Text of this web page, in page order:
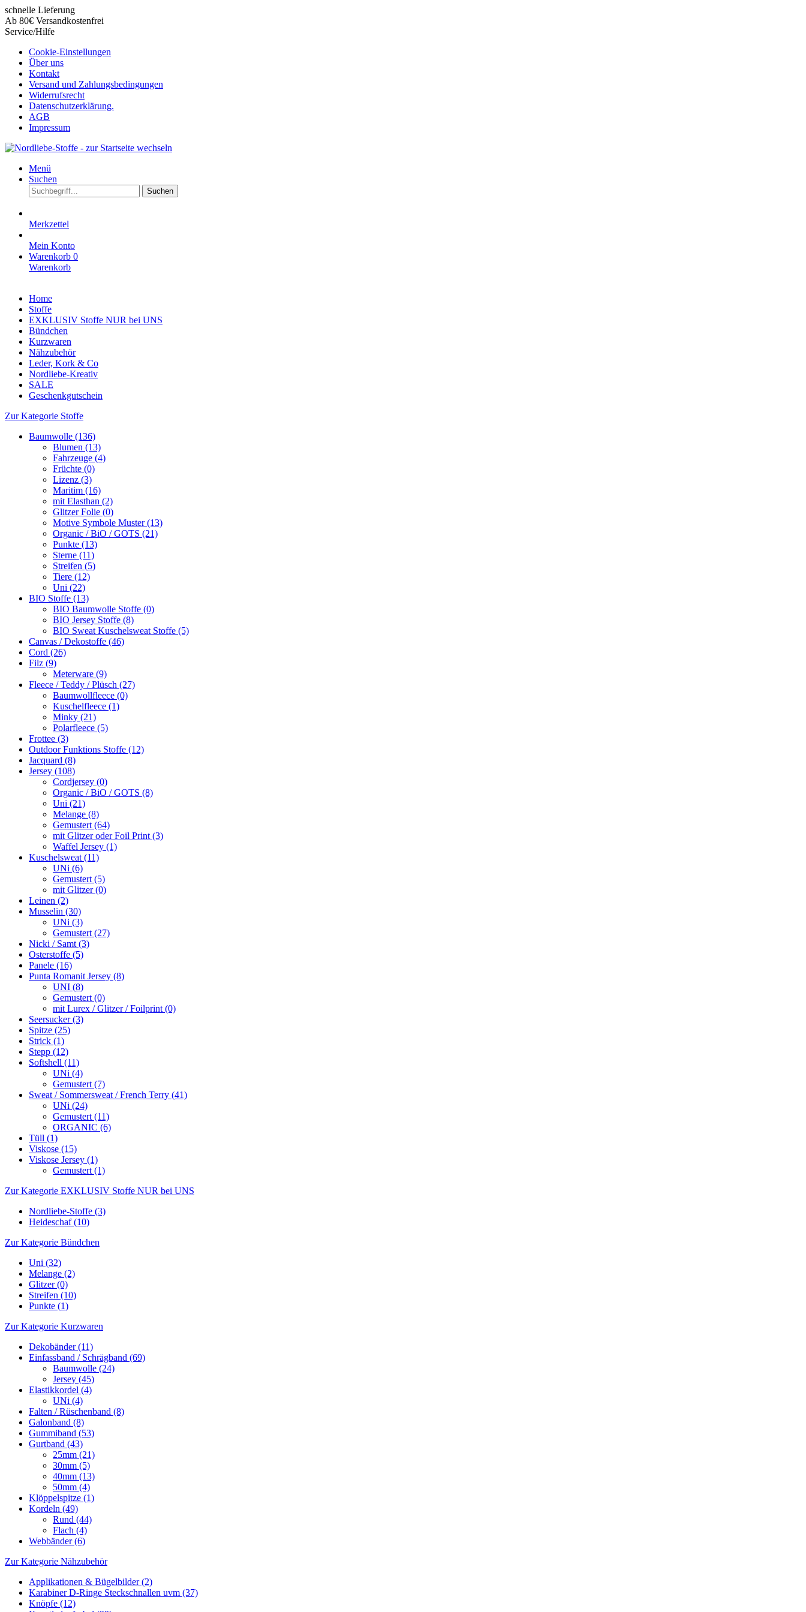
schnelle Lieferung
Ab 80€ Versandkostenfrei
Service/Hilfe
Cookie-Einstellungen
Über uns
Kontakt
Versand und Zahlungsbedingungen
Widerrufsrecht
Datenschutzerklärung.
AGB
Impressum
Menü
Suchen
Suchen
Merkzettel
Mein Konto
Warenkorb 0
Warenkorb
Home
Stoffe
EXKLUSIV Stoffe NUR bei UNS
Bündchen
Kurzwaren
Nähzubehör
Leder, Kork & Co
Nordliebe-Kreativ
SALE
Geschenkgutschein
Zur Kategorie Stoffe
Baumwolle (136)
Blumen (13)
Fahrzeuge (4)
Früchte (0)
Lizenz (3)
Maritim (16)
mit Elasthan (2)
Glitzer Folie (0)
Motive Symbole Muster (13)
Organic / BiO / GOTS (21)
Punkte (13)
Sterne (11)
Streifen (5)
Tiere (12)
Uni (22)
BIO Stoffe (13)
BIO Baumwolle Stoffe (0)
BIO Jersey Stoffe (8)
BIO Sweat Kuschelsweat Stoffe (5)
Canvas / Dekostoffe (46)
Cord (26)
Filz (9)
Meterware (9)
Fleece / Teddy / Plüsch (27)
Baumwollfleece (0)
Kuschelfleece (1)
Minky (21)
Polarfleece (5)
Frottee (3)
Outdoor Funktions Stoffe (12)
Jacquard (8)
Jersey (108)
Cordjersey (0)
Organic / BiO / GOTS (8)
Uni (21)
Melange (8)
Gemustert (64)
mit Glitzer oder Foil Print (3)
Waffel Jersey (1)
Kuschelsweat (11)
UNi (6)
Gemustert (5)
mit Glitzer (0)
Leinen (2)
Musselin (30)
UNi (3)
Gemustert (27)
Nicki / Samt (3)
Osterstoffe (5)
Panele (16)
Punta Romanit Jersey (8)
UNI (8)
Gemustert (0)
mit Lurex / Glitzer / Foilprint (0)
Seersucker (3)
Spitze (25)
Strick (1)
Stepp (12)
Softshell (11)
UNi (4)
Gemustert (7)
Sweat / Sommersweat / French Terry (41)
UNi (24)
Gemustert (11)
ORGANIC (6)
Tüll (1)
Viskose (15)
Viskose Jersey (1)
Gemustert (1)
Zur Kategorie EXKLUSIV Stoffe NUR bei UNS
Nordliebe-Stoffe (3)
Heideschaf (10)
Zur Kategorie Bündchen
Uni (32)
Melange (2)
Glitzer (0)
Streifen (10)
Punkte (1)
Zur Kategorie Kurzwaren
Dekobänder (11)
Einfassband / Schrägband (69)
Baumwolle (24)
Jersey (45)
Elastikkordel (4)
UNi (4)
Falten / Rüschenband (8)
Galonband (8)
Gummiband (53)
Gurtband (43)
25mm (21)
30mm (5)
40mm (13)
50mm (4)
Klöppelspitze (1)
Kordeln (49)
Rund (44)
Flach (4)
Webbänder (6)
Zur Kategorie Nähzubehör
Applikationen & Bügelbilder (2)
Karabiner D-Ringe Steckschnallen uvm (37)
Knöpfe (12)